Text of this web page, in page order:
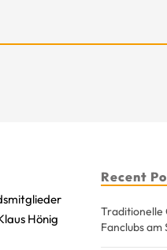
Hönig
Recent
Traditionelle
Fanclubs am